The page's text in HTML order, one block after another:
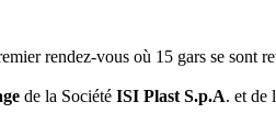
rendez-vous où 15 gars se sont
de la Société ISI Plast S.p.A. et de